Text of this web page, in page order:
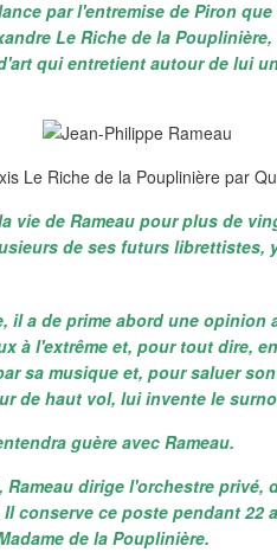
par l'entremise de Piron
Le Riche de la
qui entretient autour de lui
Le Riche de la Pouplinière par
vie de Rameau pour plus de
de ses futurs librettistes,
il a de prime abord une opinion
à l'extrême et, pour tout dire,
sa musique et, pour saluer
de haut vol, lui invente le
guère avec Rameau.
Rameau dirige l'orchestre privé,
conserve ce poste pendant 22
de la Pouplinière.